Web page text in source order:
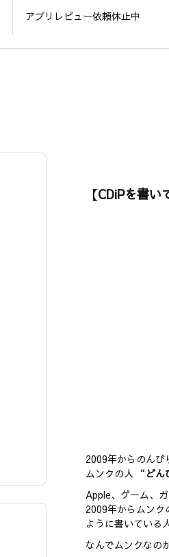
アプリレビュー依頼休止中
【CDiPを書い
2009年からのんび
ムンクの人 “ どん
Apple、ゲーム、
2009年からムンク
ように書いている
なんでムンクなの